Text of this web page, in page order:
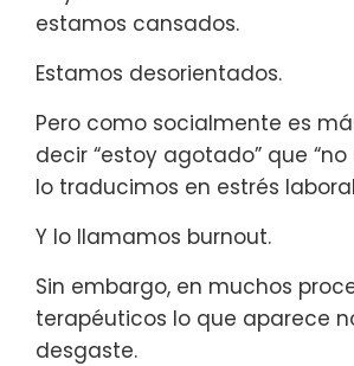
estamos cansados.
Estamos desorientados.
Pero como socialmente es
decir “estoy agotado” que “no
lo traducimos en estrés
Y lo llamamos burnout.
Sin embargo, en muchos
terapéuticos lo que aparece
desgaste.